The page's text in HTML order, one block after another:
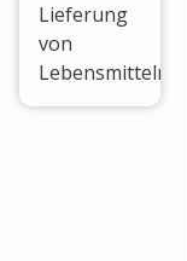
Lieferung
von
Lebensmitteln.